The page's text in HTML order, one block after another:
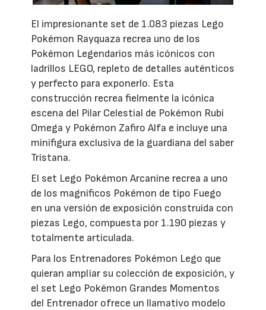
El impresionante set de 1.083 piezas Lego
Pokémon Rayquaza recrea uno de los
Pokémon Legendarios más icónicos con
ladrillos LEGO, repleto de detalles auténticos
y perfecto para exponerlo. Esta
construcción recrea fielmente la icónica
escena del Pilar Celestial de Pokémon Rubí
Omega y Pokémon Zafiro Alfa e incluye una
minifigura exclusiva de la guardiana del saber
Tristana.
El set Lego Pokémon Arcanine recrea a uno
de los magníficos Pokémon de tipo Fuego
en una versión de exposición construida con
piezas Lego, compuesta por 1.190 piezas y
totalmente articulada.
Para los Entrenadores Pokémon Lego que
quieran ampliar su colección de exposición, y
el set Lego Pokémon Grandes Momentos
del Entrenador ofrece un llamativo modelo